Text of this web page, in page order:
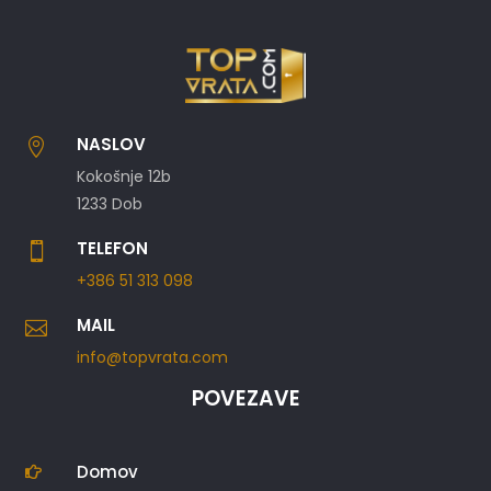
 NASLOV
Kokošnje 12b
1233 Dob
 TELEFON
+386 51 313 098
 MAIL
info@topvrata.com
POVEZAVE
 Domov